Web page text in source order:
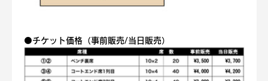
⚫️チケット価格（事前販売/当日販売）